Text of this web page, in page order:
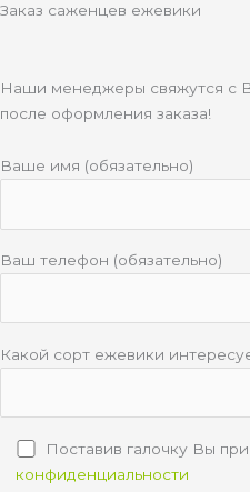
s
n
i
i
Заказ саженцев ежевики
Наши менеджеры свяжутся с
после оформления заказа!
Ваше имя (обязательно)
Ваш телефон (обязательно)
Какой сорт ежевики
Поставив галочку Вы
конфиденциальности